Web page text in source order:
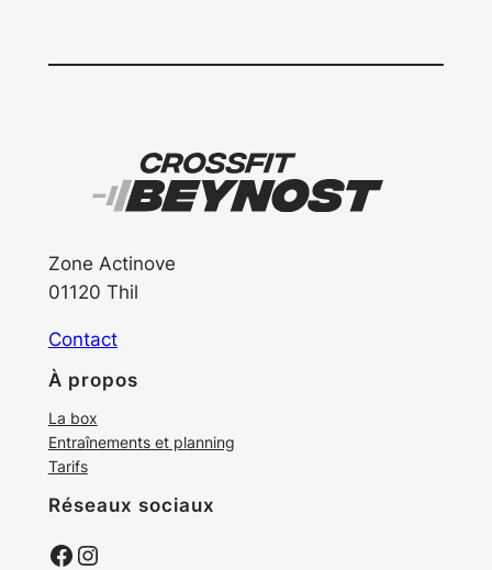
Zone Actinove
01120 Thil
Contact
À propos
La box
Entraînements et planning
Tarifs
Réseaux sociaux
Facebook Instagram